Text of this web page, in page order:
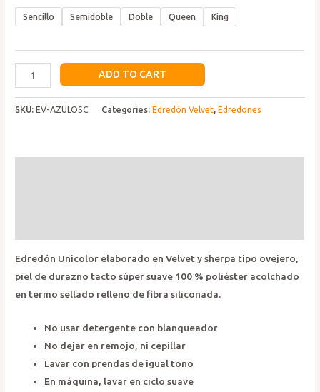
Sencillo Semidoble Doble Queen King
Edredón
Velvet
Azul
ADD TO CART
SKU: EV-AZULOSC Categories: Edredón Velvet, Edredones
Edredón Unicolor elaborado en Velvet y sherpa tipo ovejero,
piel de durazno tacto súper suave 100 % poliéster acolchado
en termo sellado relleno de fibra siliconada.
No usar detergente con blanqueador
No dejar en remojo, ni cepillar
Lavar con prendas de igual tono
En máquina, lavar en ciclo suave